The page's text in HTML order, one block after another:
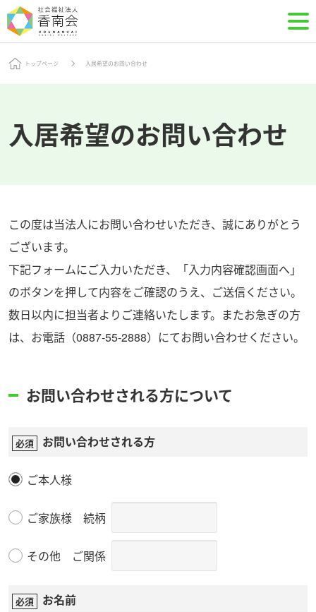
トップページ 入居希望のお問い合わせ
入居希望のお問い合わせ
この度は当法人にお問い合わせいただき、誠にありがとう
ございます。
下記フォームにご入力いただき、「入力内容確認画面へ」
のボタンを押して内容をご確認のうえ、ご送信ください。
数日以内に担当者よりご連絡いたします。またお急ぎの方
は、お電話（0887-55-2888）にてお問い合わせください。
お問い合わせされる方について
お問い合わせされる方
ご本人様
ご家族様 続柄
その他 ご関係
お名前